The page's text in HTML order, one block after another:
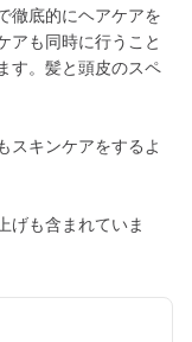
徹底的にヘアケアを
アも同時に行うこと
す。髪と頭皮のスペ
スキンケアをするよ
げも含まれていま